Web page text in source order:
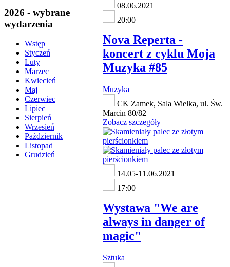
2026 - wybrane
wydarzenia
Wstęp
Styczeń
Luty
Marzec
Kwiecień
Maj
Czerwiec
Lipiec
Sierpień
Wrzesień
Październik
Listopad
Grudzień
08.06.2021
20:00
Nova Reperta -
koncert z cyklu Moja
Muzyka #85
Muzyka
CK Zamek, Sala Wielka, ul. Św.
Marcin 80/82
Zobacz szczegóły
14.05-11.06.2021
17:00
Wystawa "We are
always in danger of
magic"
Sztuka